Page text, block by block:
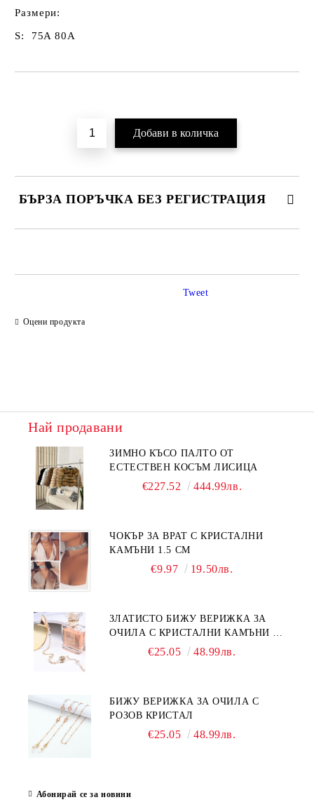
Размери:
S: 75A 80A
БЪРЗА ПОРЪЧКА БЕЗ РЕГИСТРАЦИЯ
Оцени продукта
Tweet
Най продавани
ЗИМНО КЪСО ПАЛТО ОТ
ЕСТЕСТВЕН КОСЪМ ЛИСИЦА
€227.52 444.99лв.
ЧОКЪР ЗА ВРАТ С КРИСТАЛНИ
КАМЪНИ 1.5 СМ
€9.97 19.50лв.
ЗЛАТИСТО БИЖУ ВЕРИЖКА ЗА
ОЧИЛА С КРИСТАЛНИ КАМЪНИ И
€25.05 48.99лв.
БИЖУ ВЕРИЖКА ЗА ОЧИЛА С
РОЗОВ КРИСТАЛ
€25.05 48.99лв.
Абонирай се за новини